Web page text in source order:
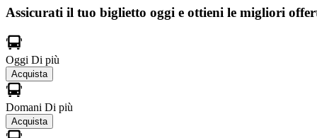
Assicurati il ​​tuo biglietto oggi e ottieni le migliori
Oggi Di più
Acquista
Domani Di più
Acquista